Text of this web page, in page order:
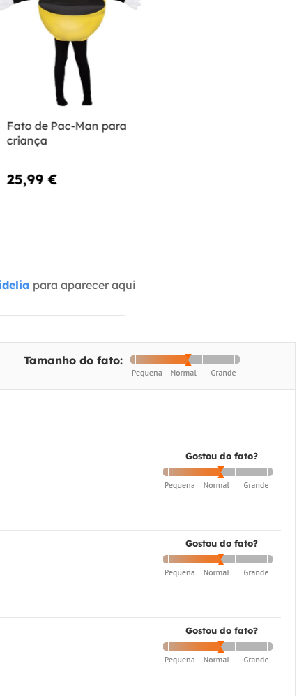
Fato de Pac-Man para
criança
25,99 €
para aparecer aqui
Tamanho do fato:
Gostou do fato?
Gostou do fato?
Gostou do fato?